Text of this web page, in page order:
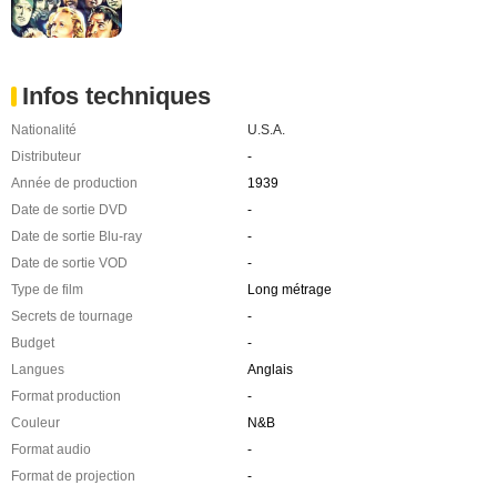
Infos techniques
Nationalité
U.S.A.
Distributeur
-
Année de production
1939
Date de sortie DVD
-
Date de sortie Blu-ray
-
Date de sortie VOD
-
Type de film
Long métrage
Secrets de tournage
-
Budget
-
Langues
Anglais
Format production
-
Couleur
N&B
Format audio
-
Format de projection
-